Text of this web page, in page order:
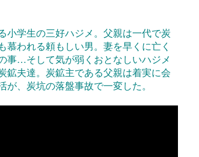
小学生の三好ハジメ。父親は一代で炭
われる頼もしい男。妻を早くに亡く
事…そして気が弱くおとなしいハジメ
鉱夫達。炭鉱主である父親は着実に会
、炭坑の落盤事故で一変した。